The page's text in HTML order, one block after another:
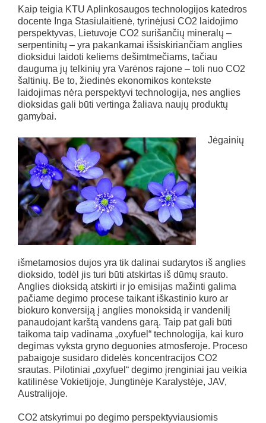
Kaip teigia KTU Aplinkosaugos technologijos katedros
docentė Inga Stasiulaitienė, tyrinėjusi CO2 laidojimo
perspektyvas, Lietuvoje CO2 surišančių mineralų –
serpentinitų – yra pakankamai išsiskiriančiam anglies
dioksidui laidoti keliems dešimtmečiams, tačiau
dauguma jų telkinių yra Varėnos rajone – toli nuo CO2
šaltinių. Be to, žiedinės ekonomikos kontekste
laidojimas nėra perspektyvi technologija, nes anglies
dioksidas gali būti vertinga žaliava naujų produktų
gamybai.
Jėgainių
išmetamosios dujos yra tik dalinai sudarytos iš anglies
dioksido, todėl jis turi būti atskirtas iš dūmų srauto.
Anglies dioksidą atskirti ir jo emisijas mažinti galima
pačiame degimo procese taikant iškastinio kuro ar
biokuro konversiją į anglies monoksidą ir vandenilį
panaudojant karštą vandens garą. Taip pat gali būti
taikoma taip vadinama „oxyfuel“ technologija, kai kuro
degimas vyksta gryno deguonies atmosferoje. Proceso
pabaigoje susidaro didelės koncentracijos CO2
srautas. Pilotiniai „oxyfuel“ degimo įrenginiai jau veikia
katilinėse Vokietijoje, Jungtinėje Karalystėje, JAV,
Australijoje.
CO2 atskyrimui po degimo perspektyviausiomis